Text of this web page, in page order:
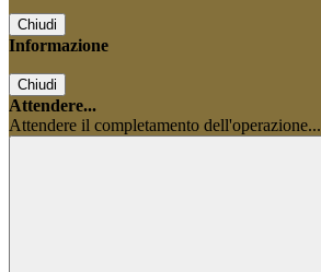
Chiudi
Informazione
Chiudi
Attendere...
Attendere il completamento dell'operazione...